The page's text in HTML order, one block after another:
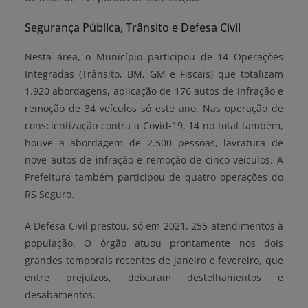
Segurança Pública, Trânsito e Defesa Civil
Nesta área, o Município participou de 14 Operações
Integradas (Trânsito, BM, GM e Fiscais) que totalizam
1.920 abordagens, aplicação de 176 autos de infração e
remoção de 34 veículos só este ano. Nas operação de
conscientização contra a Covid-19, 14 no total também,
houve a abordagem de 2.500 pessoas, lavratura de
nove autos de infração e remoção de cinco veículos. A
Prefeitura também participou de quatro operações do
RS Seguro.
A Defesa Civil prestou, só em 2021, 255 atendimentos à
população. O órgão atuou prontamente nos dois
grandes temporais recentes de janeiro e fevereiro, que
entre prejuízos, deixaram destelhamentos e
desabamentos.